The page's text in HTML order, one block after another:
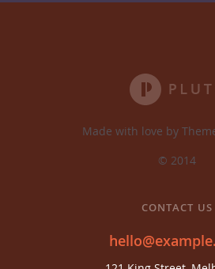
Made with love by
© 2014
CONTACT US